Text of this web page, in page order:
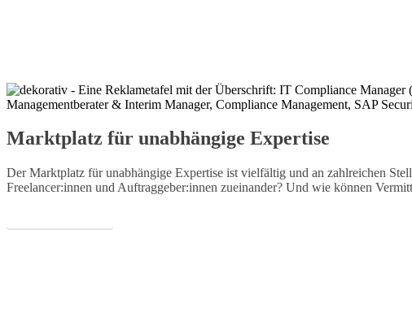
Marktplatz für unabhängige Expertise
Der Marktplatz für unabhängige Expertise ist vielfältig und an zahlreichen
Freelancer:innen und Auftraggeber:innen zueinander? Und wie können